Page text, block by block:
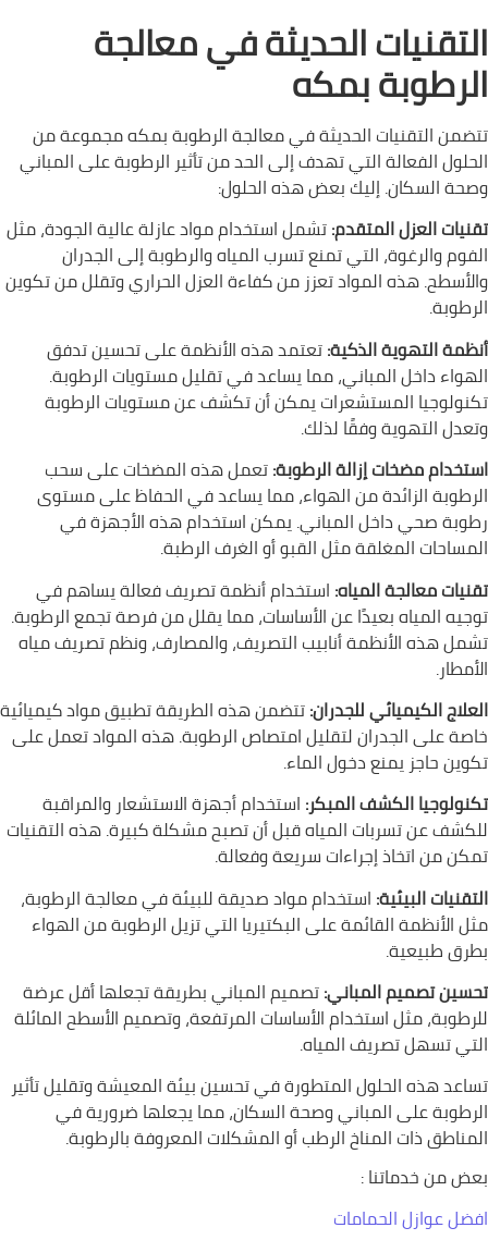
التقنيات الحديثة في معالجة
الرطوبة بمكه
تتضمن التقنيات الحديثة في معالجة الرطوبة بمكه مجموعة من
الحلول الفعالة التي تهدف إلى الحد من تأثير الرطوبة على المباني
وصحة السكان. إليك بعض هذه الحلول:
تقنيات العزل المتقدم:تشمل استخدام مواد عازلة عالية الجودة، مثل
الفوم والرغوة، التي تمنع تسرب المياه والرطوبة إلى الجدران
والأسطح. هذه المواد تعزز من كفاءة العزل الحراري وتقلل من تكوين
الرطوبة.
أنظمة التهوية الذكية:تعتمد هذه الأنظمة على تحسين تدفق
الهواء داخل المباني، مما يساعد في تقليل مستويات الرطوبة.
تكنولوجيا المستشعرات يمكن أن تكشف عن مستويات الرطوبة
وتعدل التهوية وفقًا لذلك.
استخدام مضخات إزالة الرطوبة:تعمل هذه المضخات على سحب
الرطوبة الزائدة من الهواء، مما يساعد في الحفاظ على مستوى
رطوبة صحي داخل المباني. يمكن استخدام هذه الأجهزة في
المساحات المغلقة مثل القبو أو الغرف الرطبة.
تقنيات معالجة المياه: استخدام أنظمة تصريف فعالة يساهم في
توجيه المياه بعيدًا عن الأساسات، مما يقلل من فرصة تجمع الرطوبة.
تشمل هذه الأنظمة أنابيب التصريف، والمصارف، ونظم تصريف مياه
الأمطار.
العلاج الكيميائي للجدران:تتضمن هذه الطريقة تطبيق مواد كيميائية
خاصة على الجدران لتقليل امتصاص الرطوبة. هذه المواد تعمل على
تكوين حاجز يمنع دخول الماء.
تكنولوجيا الكشف المبكر: استخدام أجهزة الاستشعار والمراقبة
للكشف عن تسربات المياه قبل أن تصبح مشكلة كبيرة. هذه التقنيات
تمكن من اتخاذ إجراءات سريعة وفعالة.
التقنيات البيئية: استخدام مواد صديقة للبيئة في معالجة الرطوبة،
مثل الأنظمة القائمة على البكتيريا التي تزيل الرطوبة من الهواء
بطرق طبيعية.
تحسين تصميم المباني:تصميم المباني بطريقة تجعلها أقل عرضة
للرطوبة، مثل استخدام الأساسات المرتفعة، وتصميم الأسطح المائلة
التي تسهل تصريف المياه.
تساعد هذه الحلول المتطورة في تحسين بيئة المعيشة وتقليل تأثير
الرطوبة على المباني وصحة السكان، مما يجعلها ضرورية في
المناطق ذات المناخ الرطب أو المشكلات المعروفة بالرطوبة.
بعض من خدماتنا :
افضل عوازل الحمامات